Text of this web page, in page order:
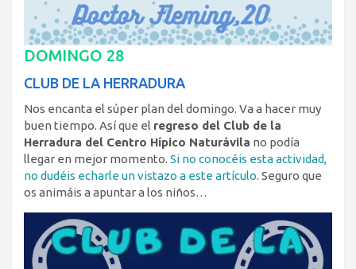
DOMINGO 28
CLUB DE LA HERRADURA
Nos encanta el súper plan del domingo. Va a hacer muy
buen tiempo. Así que el regreso del Club de la
Herradura del Centro Hípico Naturávila no podía
llegar en mejor momento. Si no conocéis esta actividad,
no dudéis echarle un vistazo a este artículo. Seguro que
os animáis a apuntar a los niños…